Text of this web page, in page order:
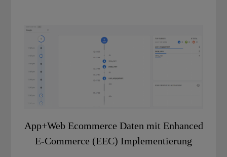
App+Web Ecommerce Daten mit Enhanced
E-Commerce (EEC) Implementierung